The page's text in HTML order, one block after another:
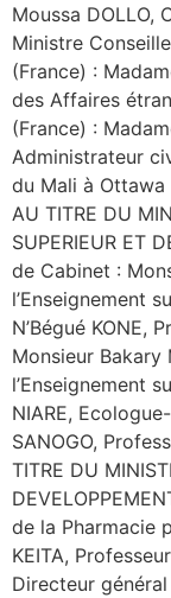
Moussa DOLLO,
Ministre
(France) :
des Affaires
(France) :
Administrateur
du Mali à Ottawa
AU TITRE DU
SUPERIEUR ET
de Cabinet :
l’Enseignement
N’Bégué KONE,
Monsieur Bakary
l’Enseignement
NIARE,
SANOGO,
TITRE DU
de la Pharmacie
KEITA,
Directeur général